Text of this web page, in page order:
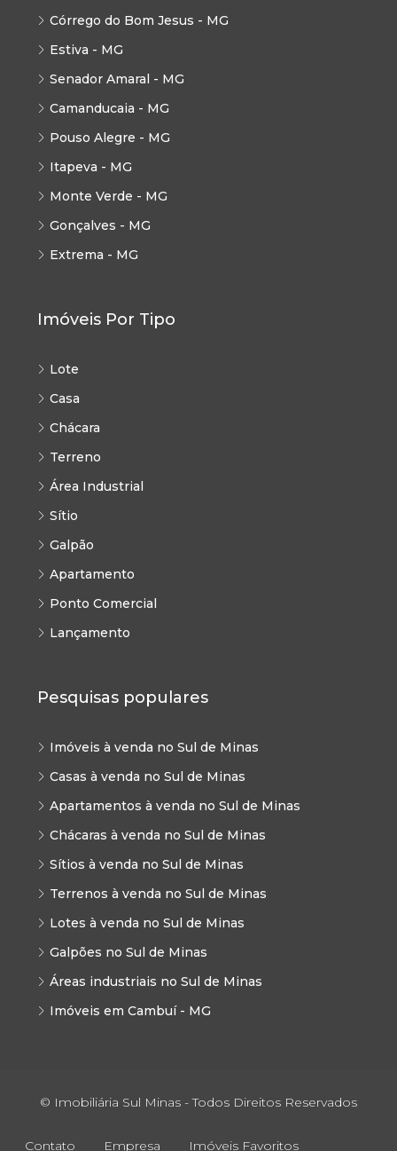
Córrego do Bom Jesus - MG
Estiva - MG
Senador Amaral - MG
Camanducaia - MG
Pouso Alegre - MG
Itapeva - MG
Monte Verde - MG
Gonçalves - MG
Extrema - MG
Imóveis Por Tipo
Lote
Casa
Chácara
Terreno
Área Industrial
Sítio
Galpão
Apartamento
Ponto Comercial
Lançamento
Pesquisas populares
Imóveis à venda no Sul de Minas
Casas à venda no Sul de Minas
Apartamentos à venda no Sul de Minas
Chácaras à venda no Sul de Minas
Sítios à venda no Sul de Minas
Terrenos à venda no Sul de Minas
Lotes à venda no Sul de Minas
Galpões no Sul de Minas
Áreas industriais no Sul de Minas
Imóveis em Cambuí - MG
© Imobiliária Sul Minas - Todos Direitos Reservados
Contato Empresa Imóveis Favoritos